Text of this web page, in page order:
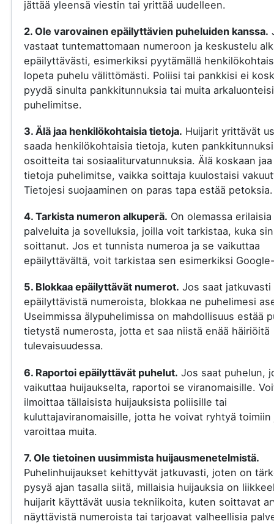
jättää yleensä viestin tai yrittää uudelleen.
2. Ole varovainen epäilyttävien puheluiden kanssa.
vastaat tuntemattomaan numeroon ja keskustelu
epäilyttävästi, esimerkiksi pyytämällä
lopeta puhelu välittömästi. Poliisi tai pankkisi ei
pyydä sinulta pankkitunnuksia tai muita
puhelimitse.
3. Älä jaa henkilökohtaisia tietoja. Huijarit yrittävät
saada henkilökohtaisia tietoja, kuten
osoitteita tai sosiaaliturvatunnuksia. Älä koskaan
tietoja puhelimitse, vaikka soittaja kuulostaisi
Tietojesi suojaaminen on paras tapa estää petoksia.
4. Tarkista numeron alkuperä. On olemassa erilaisia
palveluita ja sovelluksia, joilla voit tarkistaa, kuka
soittanut. Jos et tunnista numeroa ja se vaikuttaa
epäilyttävältä, voit tarkistaa sen esimerkiksi
5. Blokkaa epäilyttävät numerot. Jos saat jatkuvasti
epäilyttävistä numeroista, blokkaa ne puhelimesi
Useimmissa älypuhelimissa on mahdollisuus estää
tietystä numerosta, jotta et saa niistä enää häiriöitä
tulevaisuudessa.
6. Raportoi epäilyttävät puhelut. Jos saat puhelun,
vaikuttaa huijaukselta, raportoi se viranomaisille.
ilmoittaa tällaisista huijauksista poliisille tai
kuluttajaviranomaisille, jotta he voivat ryhtyä toimiin
varoittaa muita.
7. Ole tietoinen uusimmista huijausmenetelmistä.
Puhelinhuijaukset kehittyvät jatkuvasti, joten on
pysyä ajan tasalla siitä, millaisia huijauksia on
huijarit käyttävät uusia tekniikoita, kuten soittavat
näyttävistä numeroista tai tarjoavat valheellisia